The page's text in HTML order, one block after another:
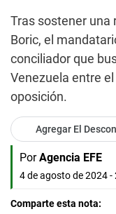
Tras sostener una
Boric, el
conciliador que
Venezuela entre
oposición.
Agregar El
Por Agencia EFE
4 de agosto de 2024 -
Comparte esta nota: